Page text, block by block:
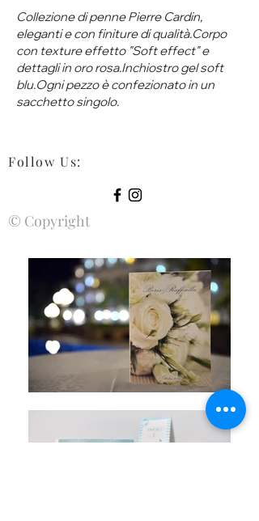
Collezione di penne Pierre Cardin,
eleganti e con finiture di qualità.Corpo
con texture effetto "Soft effect" e
dettagli in oro rosa.Inchiostro gel soft
blu.Ogni pezzo è confezionato in un
sacchetto singolo.
Follow Us:
© Copyright